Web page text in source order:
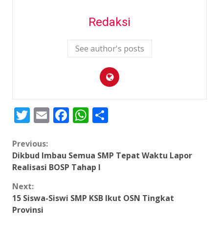
Redaksi
See author's posts
Twitter
EmailFacebook
WhatsApp
Continue
Reading
Previous:
Dikbud Imbau Semua SMP Tepat Waktu Lapor
Realisasi BOSP Tahap I
Next:
15 Siswa-Siswi SMP KSB Ikut OSN Tingkat
Provinsi